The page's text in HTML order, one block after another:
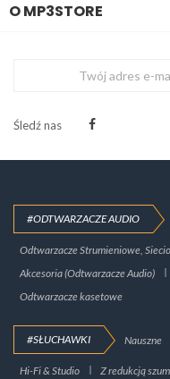
O MP3STORE
Śledź nas
#ODTWARZACZE AUDIO
Odtwarzacze Strumieniowe,
Akcesoria (Odtwarzacze Audio)
Odtwarzacze kasetowe
#SŁUCHAWKI Nauszne
Hi-Fi & Studio Z redukcją